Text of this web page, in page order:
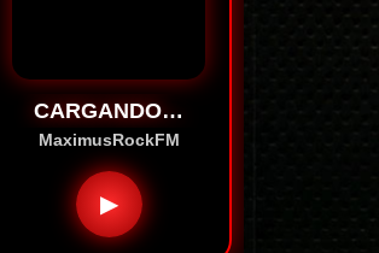
CARGANDO…
MaximusRockFM
▶